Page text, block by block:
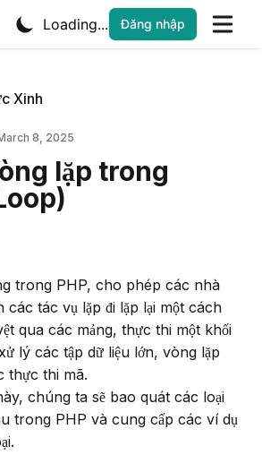
Loading... Đăng nhập
Xinh
8, 2025
lặp trong
trong PHP, cho phép các nhà
các tác vụ lặp đi lặp lại một cách
qua các mảng, thực thi một khối
lý các tập dữ liệu lớn, vòng lặp
thực thi mã.
chúng ta sẽ bao quát các loại
trong PHP và cung cấp các ví dụ